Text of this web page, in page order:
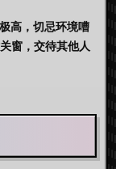
高，切忌环境嘈
窗，交待其他人